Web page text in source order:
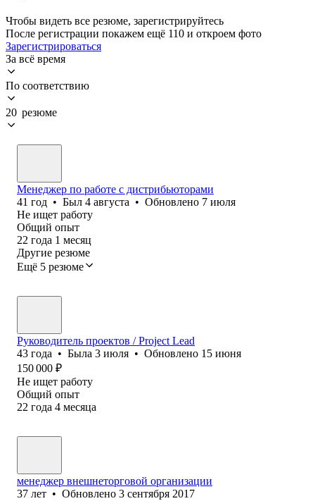
Чтобы видеть все резюме, зарегистрируйтесь
После регистрации покажем ещё 110 и откроем фото
Зарегистрироваться
За всё время
По соответствию
20 резюме
Менеджер по работе с дистрибьюторами
41 год • Был 4 августа • Обновлено 7 июля
Не ищет работу
Общий опыт
22 года 1 месяц
Другие резюме
Ещё 5 резюме
Руководитель проектов / Project Lead
43 года • Была 3 июля • Обновлено 15 июня
150 000 ₽
Не ищет работу
Общий опыт
22 года 4 месяца
менеджер внешнеторговой организации
37 лет • Обновлено 3 сентября 2017